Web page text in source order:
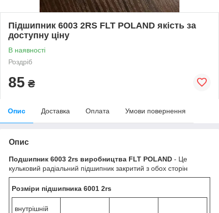
Підшипник 6003 2RS FLT POLAND якість за
доступну ціну
В наявності
Роздріб
85 ₴
Опис Доставка Оплата Умови повернення
Опис
Подшипник 6003 2rs виробництва FLT POLAND - Це
кульковий радіальний підшипник закритий з обох сторін
Розміри підшипника 6001 2rs
внутрішній